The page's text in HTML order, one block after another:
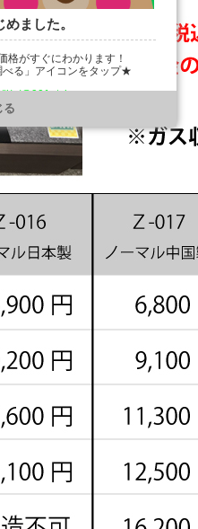
ました。
格がすぐにわかります！
べる」アイコンをタップ★
ti/p/@901ptzjz
る